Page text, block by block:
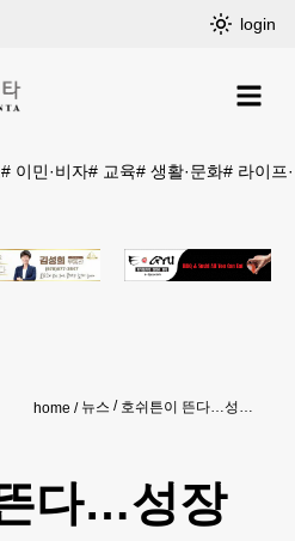
login
# 이민·비자# 교육# 생활·문화# 라이프
home 뉴스 호쉬튼이 뜬다…성장률 주1위∙전국 7위
다…성장